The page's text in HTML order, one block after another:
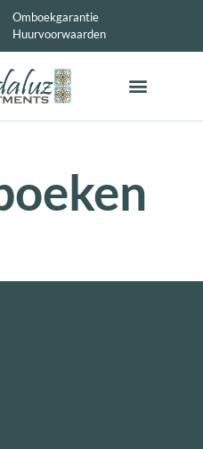
Omboekgarantie
Huurvoorwaarden